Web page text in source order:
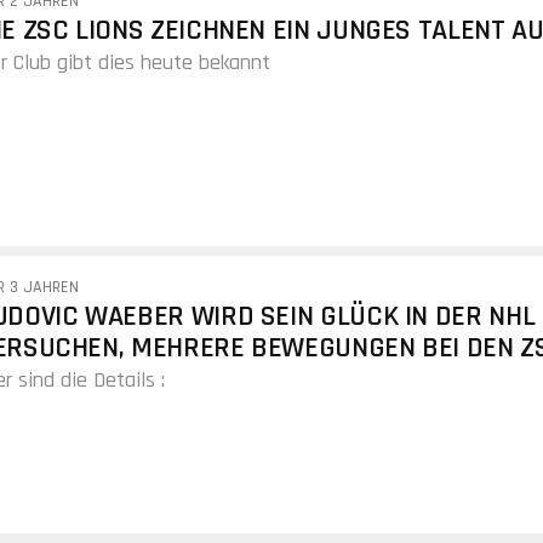
ZSC LIONS ZEICHNEN EIN JUNGES TALENT
Club gibt dies heute bekannt
3 JAHREN
WAEBER WIRD SEIN GLÜCK IN DER NHL
MEHRERE BEWEGUNGEN BEI DEN
sind die Details :